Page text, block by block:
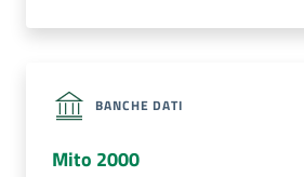
BANCHE DATI
Mito 2000